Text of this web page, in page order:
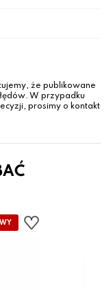
że publikowane
W przypadku
prosimy o kontakt